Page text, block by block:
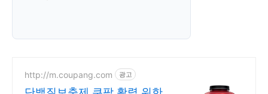
http://m.coupang.com 광고